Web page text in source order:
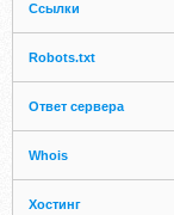
Ссылки
Robots.txt
Ответ сервера
Whois
Хостинг